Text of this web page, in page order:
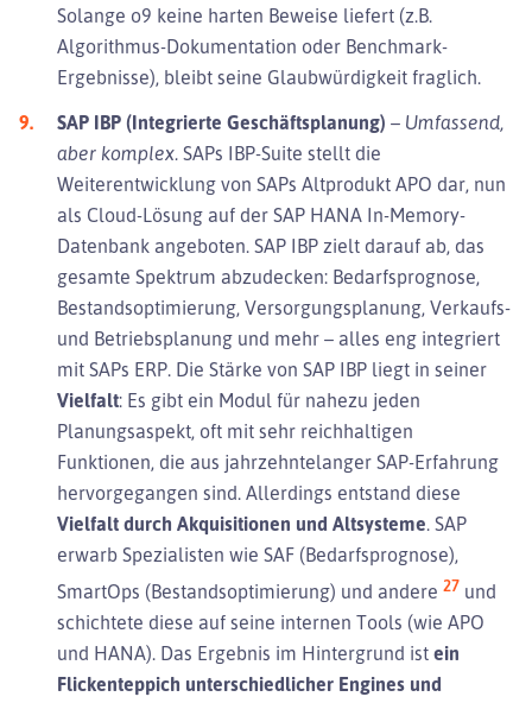
Solange o9 keine harten Beweise liefert (z.B.
Algorithmus-Dokumentation oder Benchmark-
Ergebnisse), bleibt seine Glaubwürdigkeit fraglich.
SAP IBP (Integrierte Geschäftsplanung) – Umfassend,
aber komplex. SAPs IBP-Suite stellt die
Weiterentwicklung von SAPs Altprodukt APO dar, nun
als Cloud-Lösung auf der SAP HANA In-Memory-
Datenbank angeboten. SAP IBP zielt darauf ab, das
gesamte Spektrum abzudecken: Bedarfsprognose,
Bestandsoptimierung, Versorgungsplanung, Verkaufs-
und Betriebsplanung und mehr – alles eng integriert
mit SAPs ERP. Die Stärke von SAP IBP liegt in seiner
Vielfalt: Es gibt ein Modul für nahezu jeden
Planungsaspekt, oft mit sehr reichhaltigen
Funktionen, die aus jahrzehntelanger SAP-Erfahrung
hervorgegangen sind. Allerdings entstand diese
Vielfalt durch Akquisitionen und Altsysteme. SAP
erwarb Spezialisten wie SAF (Bedarfsprognose),
SmartOps (Bestandsoptimierung) und andere 27 und
schichtete diese auf seine internen Tools (wie APO
und HANA). Das Ergebnis im Hintergrund ist ein
Flickenteppich unterschiedlicher Engines und